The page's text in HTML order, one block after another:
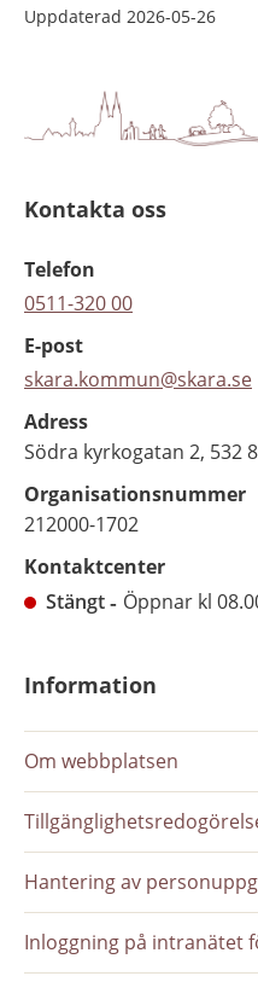
Uppdaterad 2026-05-26
Kontakta oss
Telefon
0511-320 00
E-post
skara.kommun@skara.se
Adress
Södra kyrkogatan 2, 532
Organisationsnummer
212000-1702
Kontaktcenter
Stängt
Öppnar kl
Information
Om webbplatsen
Hantering av
Inloggning på intranätet